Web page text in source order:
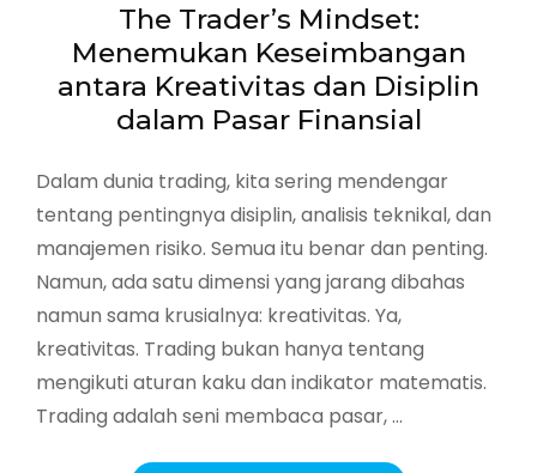
The Trader’s Mindset:
Menemukan Keseimbangan
antara Kreativitas dan Disiplin
dalam Pasar Finansial
Dalam dunia trading, kita sering mendengar
tentang pentingnya disiplin, analisis teknikal, dan
manajemen risiko. Semua itu benar dan penting.
Namun, ada satu dimensi yang jarang dibahas
namun sama krusialnya: kreativitas. Ya,
kreativitas. Trading bukan hanya tentang
mengikuti aturan kaku dan indikator matematis.
Trading adalah seni membaca pasar, …